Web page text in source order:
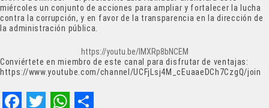
miércoles un conjunto de acciones para ampliar y fortalecer la lucha
contra la corrupción, y en favor de la transparencia en la dirección de
la administración pública.
https://youtu.be/lMXRp8bNCEM
Conviértete en miembro de este canal para disfrutar de ventajas:
https://www.youtube.com/channel/UCFjLsj4M_cEuaaeDCh7CzgQ/join